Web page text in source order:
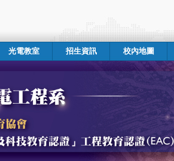
光電教室 招生資訊 校內地圖